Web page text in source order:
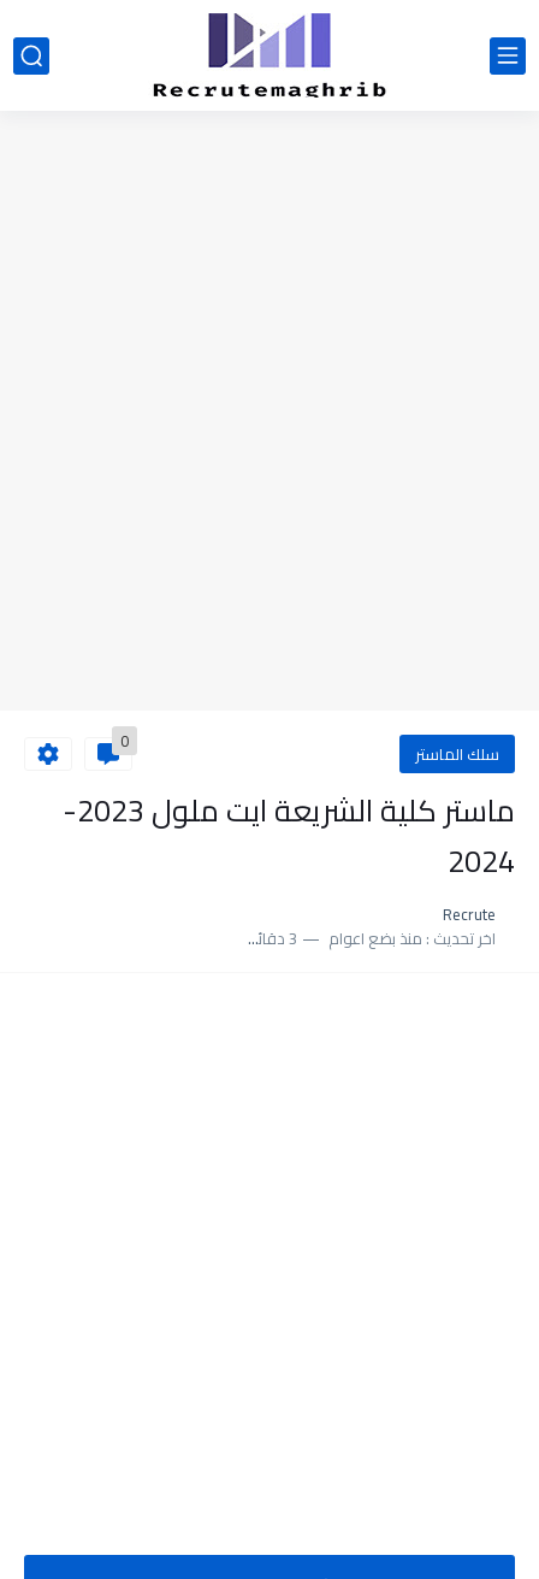
سلك الماستر 0
ماستر كلية الشريعة ايت ملول 2023-
2024
Recrute
اخر تحديث : منذ بضع اعوام 3 دقائق للقراءة